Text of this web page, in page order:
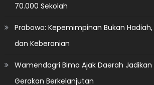
70.000 Sekolah
Prabowo: Kepemimpinan Bukan
dan Keberanian
Wamendagri Bima Ajak Daerah
Gerakan Berkelanjutan